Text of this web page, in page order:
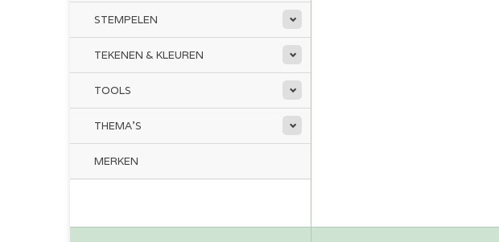
STEMPELEN
TEKENEN & KLEUREN
TOOLS
THEMA'S
MERKEN